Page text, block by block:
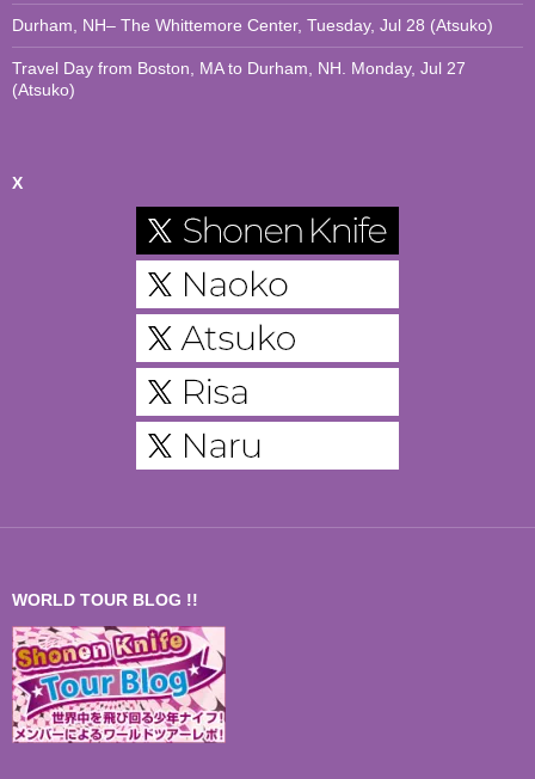
Durham, NH– The Whittemore Center, Tuesday, Jul 28 (Atsuko)
Travel Day from Boston, MA to Durham, NH. Monday, Jul 27
(Atsuko)
X
WORLD TOUR BLOG !!